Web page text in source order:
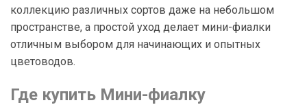
коллекцию различных сортов даже на небольшом
пространстве, а простой уход делает мини-фиалки
отличным выбором для начинающих и опытных
цветоводов.
Где купить Мини-фиалку